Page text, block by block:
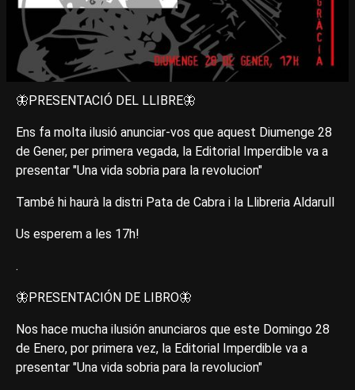
🦋PRESENTACIÓ DEL LLIBRE🦋
Ens fa molta ilusió anunciar-vos que aquest Diumenge 28
de Gener, per primera vegada, la Editorial Imperdible va a
presentar "Una vida sobria para la revolucion"
També hi haurà la distri Pata de Cabra i la Llibreria Aldarull
Us esperem a les 17h!
.
🦋PRESENTACIÓN DE LIBRO🦋
Nos hace mucha ilusión anunciaros que este Domingo 28
de Enero, por primera vez, la Editorial Imperdible va a
presentar "Una vida sobria para la revolucion"